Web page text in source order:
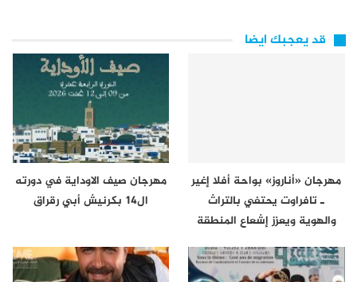
قد يعجبك ايضا
مهرجان «أناروز» بواحة أفلا إغير
ـ تافراوت يحتفي بالتراث
والهوية ويعزز إشعاع المنطقة
مهرجان صيف الاوداية في دورته
ال14 بكرنيش أبي رقراق